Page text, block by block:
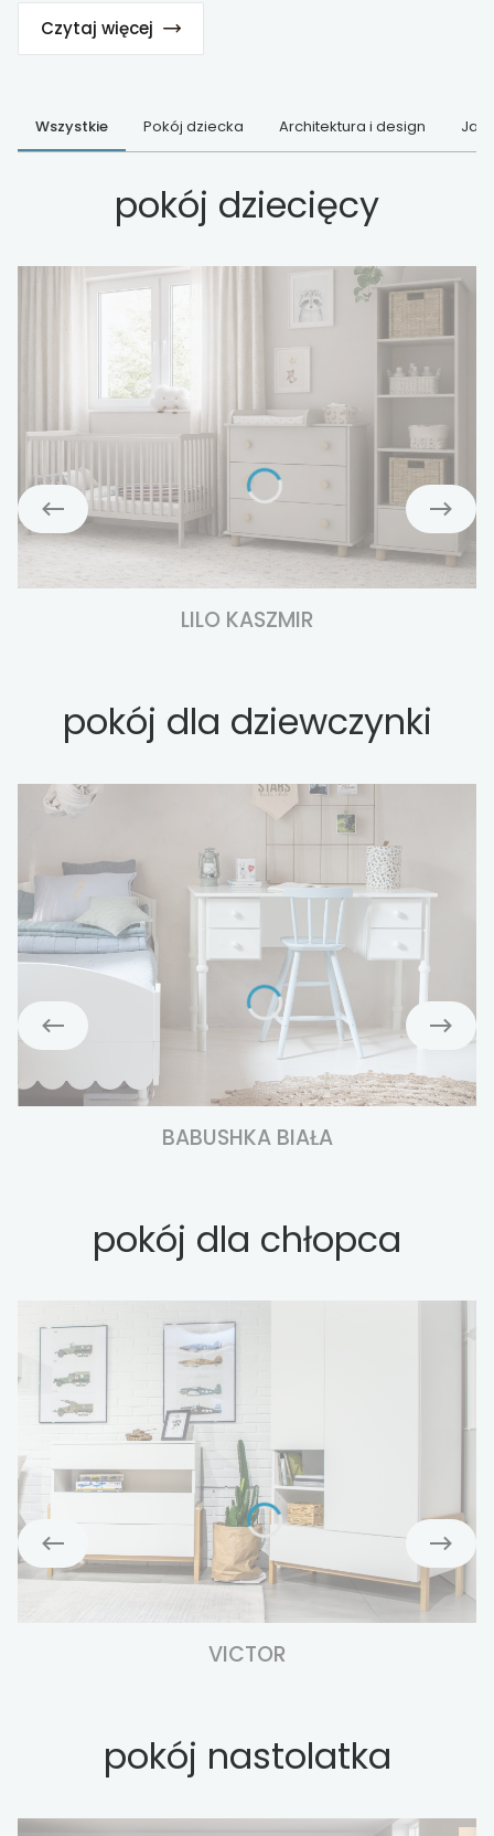
Czytaj więcej
Wszystkie Pokój dziecka Architektura i design Jak
pokój dziecięcy
LILO KASZMIR
pokój dla dziewczynki
BABUSHKA BIAŁA
pokój dla chłopca
VICTOR
pokój nastolatka